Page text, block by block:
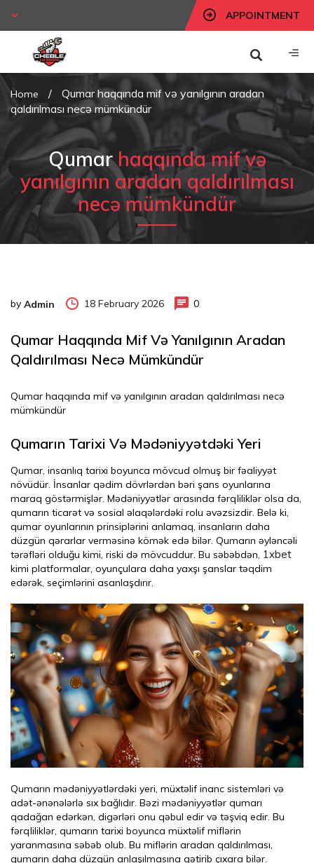
APPOINTMENT
Home /
Qumar haqqında mif və yanılgının aradan
qaldırılması necə mümkündür
Qumarhaqqında mif və
yanılgının aradan qaldırılması
necə mümkündür
by Admin 18 February 2026 0
Qumar Haqqında Mif Və Yanılgının Aradan
Qaldırılması Necə Mümkündür
Qumar haqqında mif və yanılgının aradan qaldırılması necə
mümkündür
Qumarın Tarixi Və Mədəniyyətdəki Yeri
Qumar, insanlıq tarixi boyunca mövcud olmuş bir fəaliyyət
növüdür. İnsanlar qədim dövrlərdən bəri şans oyunlarına
maraq göstərmişlər. Mədəniyyətlər arasında fərqliliklər olsa da,
qumarın ticarət və sosial əlaqələrdəki rolu əvəzsizdir. Belə ki,
qumar oyunlarının prinsiplərini anlamaq, insanların daha
düzgün qərarlar verməsinə kömək edə bilər. Qumarın əyləncəli
tərəfləri olduğu kimi, riski də mövcuddur. Bu səbəbdən, 1xbet
kimi platformalar, oyunçulara daha yaxşı şanslar təqdim
edərək, seçimlərini asanlaşdırır.
Qumarın mədəniyyətlərdəki yeri, müxtəlif inanc sistemləri və
adət-ənənələrlə sıx bağlıdır. Bəzi mədəniyyətlər qumarı
qadağan edərkən, digərləri onu qəbul edir və təşviq edir. Bu
fərqliliklər, qumarın tarixi boyunca müxtəlif miflərin
yaranmasına səbəb olub. Bu miflərin aradan qaldırılması,
qumarın daha düzgün anlaşılmasına gətirib çıxara bilər.